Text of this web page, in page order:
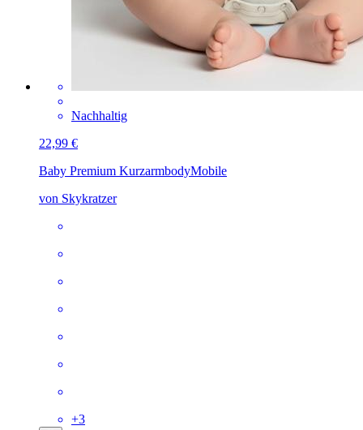
Nachhaltig
22,99 €
Baby Premium KurzarmbodyMobile
von Skykratzer
+3